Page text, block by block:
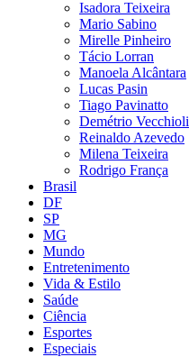
Isadora Teixeira
Mario Sabino
Mirelle Pinheiro
Tácio Lorran
Manoela Alcântara
Lucas Pasin
Tiago Pavinatto
Demétrio Vecchioli
Reinaldo Azevedo
Milena Teixeira
Rodrigo França
Brasil
DF
SP
MG
Mundo
Entretenimento
Vida & Estilo
Saúde
Ciência
Esportes
Especiais